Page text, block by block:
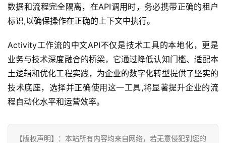
数据和流程完全隔离，在API调用时，务必携带正确的租户
标识,以确保操作在正确的上下文中执行。
Activity工作流的中文API不仅是技术工具的本地化，更是
业务与技术深度融合的桥梁，它通过降低认知门槛、适配本
土逻辑和优化工程实践，为企业的数字化转型提供了坚实的
技术底座，选择并正确使用这一工具,将显著提升企业的流
程自动化水平和运营效率。
【版权声明】：本站所有内容均来自网络，若无意侵犯到您的